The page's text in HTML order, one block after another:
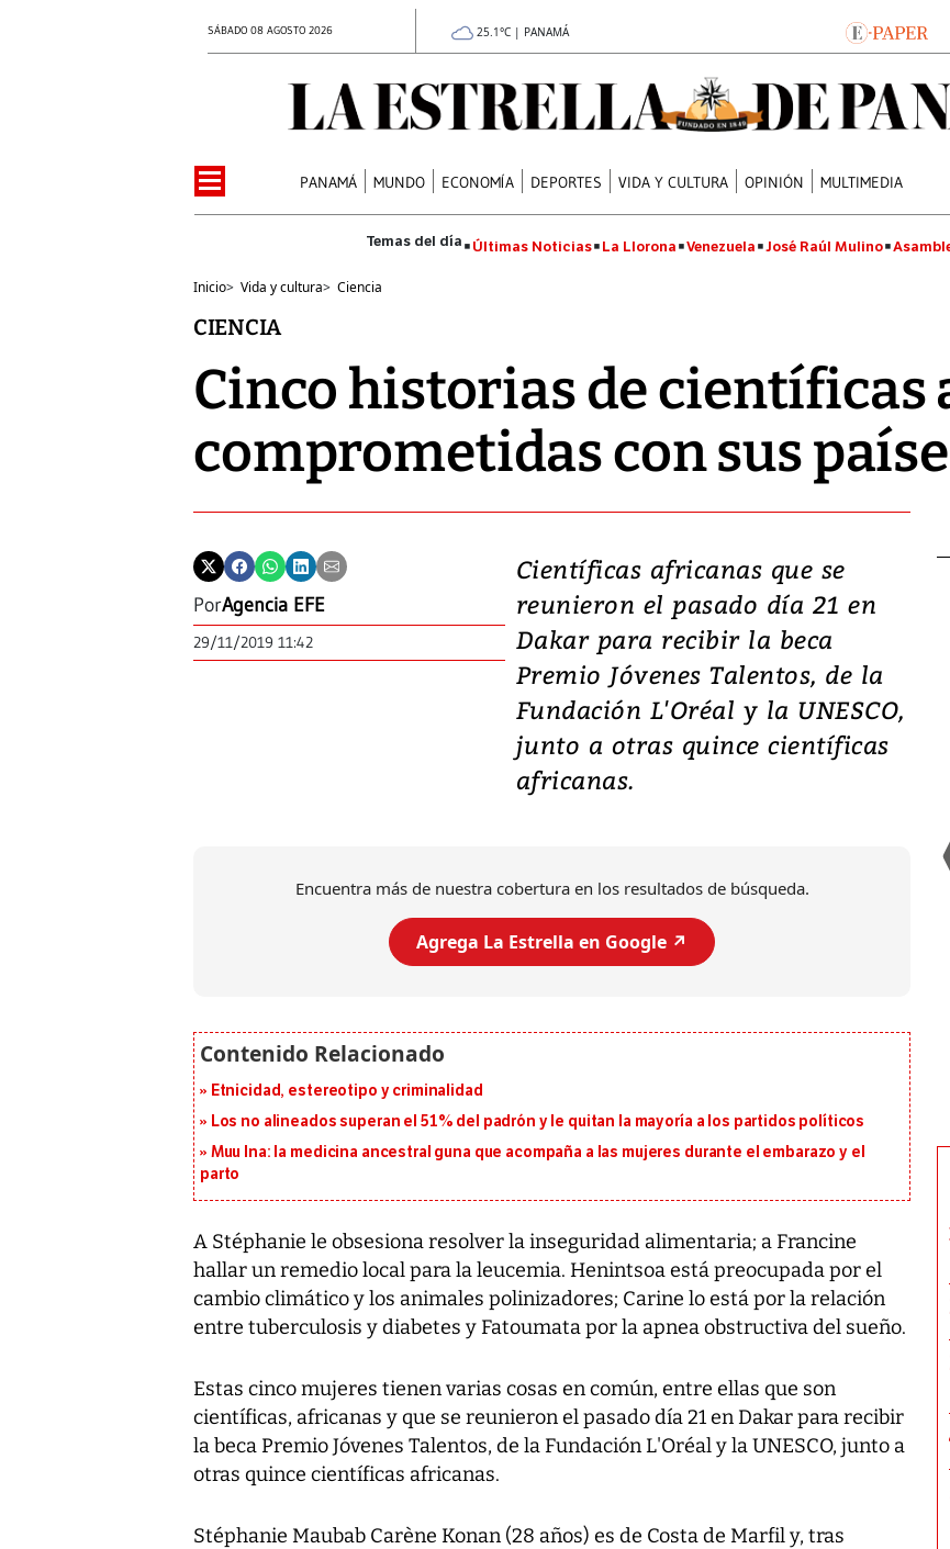
SÁBADO 08 AGOSTO 2026 25.1°C | PANAMÁ
PANAMÁ MUNDO ECONOMÍA DEPORTES VIDA Y CULTURA OPINIÓN MULTIMEDIA
Últimas Noticias La Llorona Venezuela José Raúl Mulino
Inicio> Vida y cultura> Ciencia
CIENCIA
Cinco historias de científicas
comprometidas con sus
PorAgencia EFE
29/11/2019 11:42
Científicas africanas que se
reunieron el pasado día 21 en
Dakar para recibir la beca
Premio Jóvenes Talentos, de la
Fundación L'Oréal y la UNESCO,
junto a otras quince científicas
africanas.
Encuentra más de nuestra cobertura en los resultados de búsqueda.
Agrega La Estrella en Google ↗️
Etnicidad, estereotipo y criminalidad
Los no alineados superan el 51% del padrón y le quitan la mayoría a los partidos políticos
Muu Ina: la medicina ancestral guna que acompaña a las mujeres durante el embarazo y el
parto
A Stéphanie le obsesiona resolver la inseguridad alimentaria; a Francine
hallar un remedio local para la leucemia. Henintsoa está preocupada por el
cambio climático y los animales polinizadores; Carine lo está por la relación
entre tuberculosis y diabetes y Fatoumata por la apnea obstructiva del sueño.
Estas cinco mujeres tienen varias cosas en común, entre ellas que son
científicas, africanas y que se reunieron el pasado día 21 en Dakar para recibir
la beca Premio Jóvenes Talentos, de la Fundación L'Oréal y la UNESCO, junto a
otras quince científicas africanas.
Stéphanie Maubab Carène Konan (28 años) es de Costa de Marfil y, tras
Video: Lula lanza su
candidatura con
promesas de inversión
en defensa, educación y
tierras raras
Entre recuerdos y escuetas